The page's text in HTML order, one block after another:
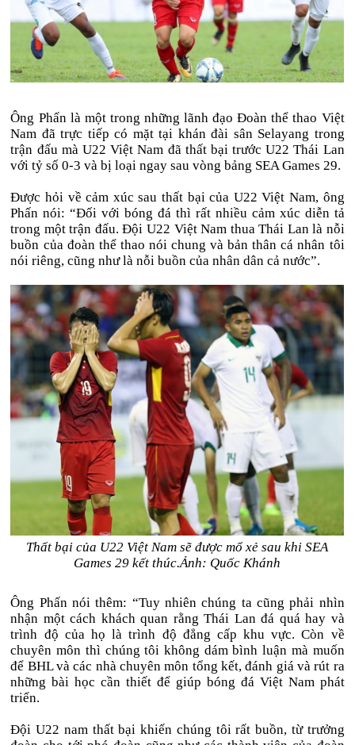
Ông Phấn là một trong những lãnh đạo Đoàn thể thao Việt
Nam đã trực tiếp có mặt tại khán đài sân Selayang trong
trận đấu mà U22 Việt Nam đã thất bại trước U22 Thái Lan
với tỷ số 0-3 và bị loại ngay sau vòng bảng SEA Games 29.
Được hỏi về cảm xúc sau thất bại của U22 Việt Nam, ông
Phấn nói: “Đối với bóng đá thì rất nhiều cảm xúc diễn tả
trong một trận đấu. Đội U22 Việt Nam thua Thái Lan là nỗi
buồn của đoàn thể thao nói chung và bản thân cá nhân tôi
nói riêng, cũng như là nỗi buồn của nhân dân cả nước”.
Thất bại của U22 Việt Nam sẽ được mổ xẻ sau khi SEA
Games 29 kết thúc.Ảnh: Quốc Khánh
Ông Phấn nói thêm: “Tuy nhiên chúng ta cũng phải nhìn
nhận một cách khách quan rằng Thái Lan đá quá hay và
trình độ của họ là trình độ đẳng cấp khu vực. Còn về
chuyên môn thì chúng tôi không dám bình luận mà muốn
để BHL và các nhà chuyên môn tổng kết, đánh giá và rút ra
những bài học cần thiết để giúp bóng đá Việt Nam phát
triển.
Đội U22 nam thất bại khiến chúng tôi rất buồn, từ trưởng